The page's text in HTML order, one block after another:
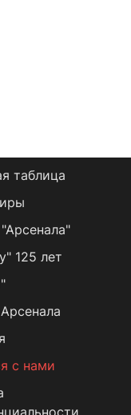
таблица
125 лет
с нами